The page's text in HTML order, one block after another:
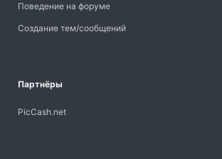
Поведение на форуме
Создание тем/сообщений
Партнёры
PicCash.net